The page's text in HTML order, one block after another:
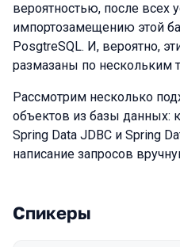
вероятностью, после всех
импортозамещению этой
PosgtreSQL. И, вероятно,
размазаны по нескольким
Рассмотрим несколько
объектов из базы данных:
Spring Data JDBC и Spring
написание запросов
Спикеры